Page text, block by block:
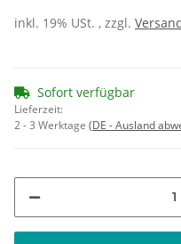
inkl. 19% USt. , zzgl.
Sofort verfügbar
Lieferzeit:
2 - 3 Werktage (DE - Ausland